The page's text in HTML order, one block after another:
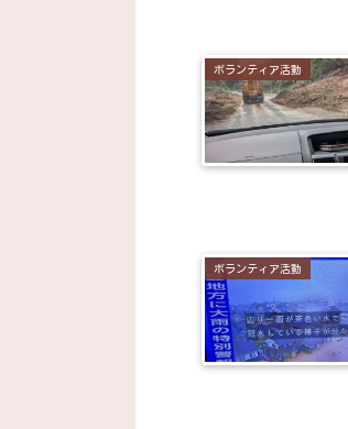
ボランティア活動
ボランティア活動